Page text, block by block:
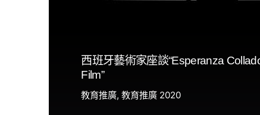
西班牙藝術家座談“Esperanza
Film”
教育推廣 教育推廣 2020